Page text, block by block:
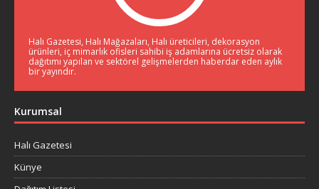
Halı Gazetesi, Halı Mağazaları, Halı üreticileri, dekorasyon
ürünleri, iç mimarlık ofisleri sahibi iş adamlarına ücretsiz olarak
dağıtımı yapılan ve sektörel gelişmelerden haberdar eden aylık
bir yayındır.
Kurumsal
Halı Gazetesi
Künye